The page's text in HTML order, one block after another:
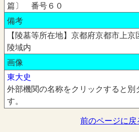
篇〕 番号６０
備考
【陵墓等所在地】京都府京都市上
陵域内
画像
東大史
外部機関の名称をクリックすると別
す。
前のページに戻